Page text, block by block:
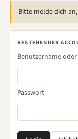
Bitte melde dich
BESTEHENDER
Benutzername oder
Passwort